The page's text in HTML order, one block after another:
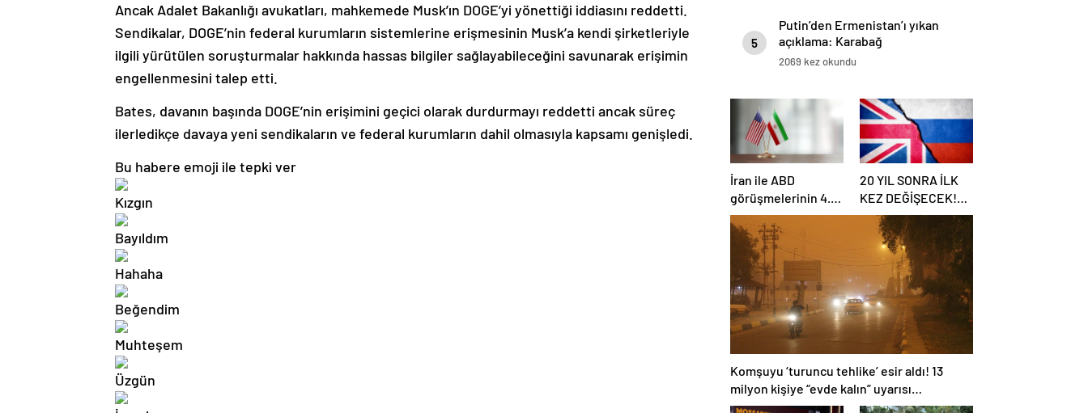
Ancak Adalet Bakanlığı avukatları, mahkemede Musk’ın DOGE’yi yönettiği iddiasını reddetti.
Sendikalar, DOGE’nin federal kurumların sistemlerine erişmesinin Musk’a kendi şirketleriyle
ilgili yürütülen soruşturmalar hakkında hassas bilgiler sağlayabileceğini savunarak erişimin
engellenmesini talep etti.
Bates, davanın başında DOGE’nin erişimini geçici olarak durdurmayı reddetti ancak süreç
ilerledikçe davaya yeni sendikaların ve federal kurumların dahil olmasıyla kapsamı genişledi.
Bu habere emoji ile tepki ver
5
Putin’den Ermenistan’ı yıkan
açıklama: Karabağ
Azerbaycan’ın ayrılmaz bir
2069 kez okundu
İran ile ABD
görüşmelerinin 4.
turu: Tarih ve yer
belli oldu
20 YIL SONRA İLK
KEZ DEĞİŞECEK!
Rusya ile olası
savaş…
İngiltere’nin gizli
planı güncelleniyor!
Komşuyu ‘turuncu tehlike’ esir aldı! 13
milyon kişiye “evde kalın” uyarısı…